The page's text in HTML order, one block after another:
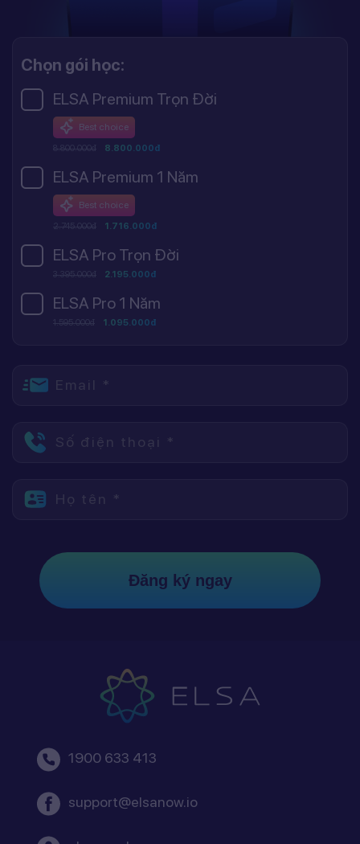
Chọn gói học:
ELSA Premium Trọn Đời
Best choice
8.800.000đ 8.800.000đ
ELSA Premium 1 Năm
Best choice
2.745.000đ 1.716.000đ
ELSA Pro Trọn Đời
3.395.000đ 2.195.000đ
ELSA Pro 1 Năm
1.595.000đ 1.095.000đ
Email *
Số điện thoại *
Họ tên *
Đăng ký ngay
1900 633 413
support@elsanow.io